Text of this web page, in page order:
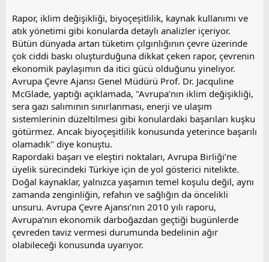
Rapor, iklim değişikliği, biyoçeşitlilik, kaynak kullanımı ve
atık yönetimi gibi konularda detaylı analizler içeriyor.
Bütün dünyada artan tüketim çılgınlığının çevre üzerinde
çok ciddi baskı oluşturduğuna dikkat çeken rapor, çevrenin
ekonomik paylaşımın da itici gücü olduğunu yineliyor.
Avrupa Çevre Ajansı Genel Müdürü Prof. Dr. Jacquline
McGlade, yaptığı açıklamada, "Avrupa’nın iklim değişikliği,
sera gazı salımının sınırlanması, enerji ve ulaşım
sistemlerinin düzeltilmesi gibi konulardaki başarıları kuşku
götürmez. Ancak biyoçeşitlilik konusunda yeterince başarılı
olamadık" diye konuştu.
Rapordaki başarı ve eleştiri noktaları, Avrupa Birliği’ne
üyelik sürecindeki Türkiye için de yol gösterici nitelikte.
Doğal kaynaklar, yalnızca yaşamın temel koşulu değil, aynı
zamanda zenginliğin, refahın ve sağlığın da öncelikli
unsuru. Avrupa Çevre Ajansı’nın 2010 yılı raporu,
Avrupa’nın ekonomik darboğazdan geçtiği bugünlerde
çevreden taviz vermesi durumunda bedelinin ağır
olabileceği konusunda uyarıyor.